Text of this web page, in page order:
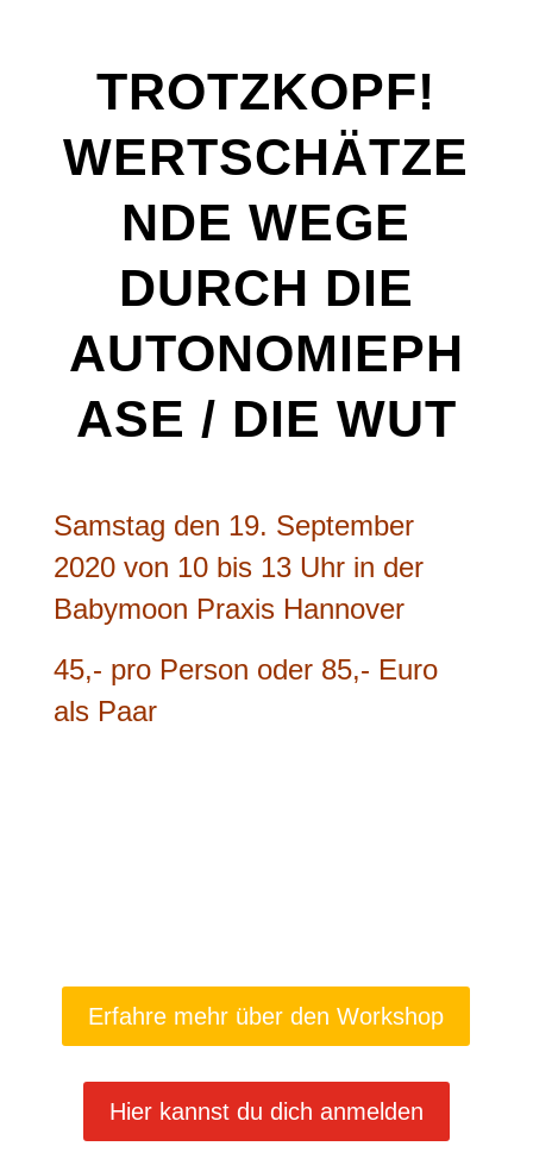
TROTZKOPF!
WERTSCHÄTZE
NDE WEGE
DURCH DIE
AUTONOMIEPH
ASE / DIE WUT
Samstag den 19. September
2020 von 10 bis 13 Uhr in der
Babymoon Praxis Hannover
45,- pro Person oder 85,- Euro
als Paar
Erfahre mehr über den Workshop
Hier kannst du dich anmelden